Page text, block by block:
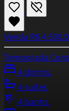
Venda R$
Temporada
4 dorms.
4 suítes
4 banhs.